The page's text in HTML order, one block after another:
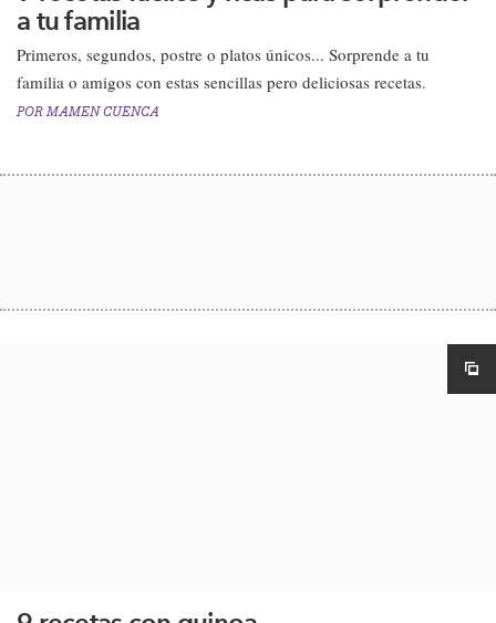
a tu familia
Primeros, segundos, postre o platos únicos... Sorprende a tu
familia o amigos con estas sencillas pero deliciosas recetas.
POR MAMEN CUENCA